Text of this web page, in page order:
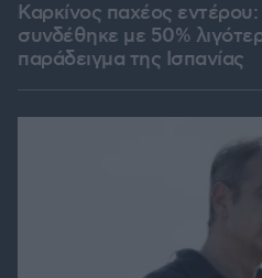
Καρκίνος παχέος
συνδέθηκε με 50%
παράδειγμα της Ισπανίας